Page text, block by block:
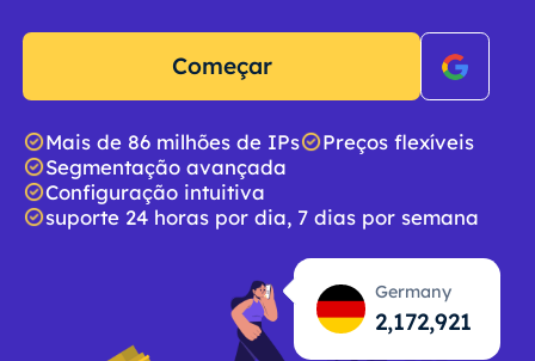
Começar
Mais de 86 milhões de IPs
Preços flexíveis
Segmentação avançada
Configuração intuitiva
suporte 24 horas por dia, 7 dias por semana
Germany
2,172,922